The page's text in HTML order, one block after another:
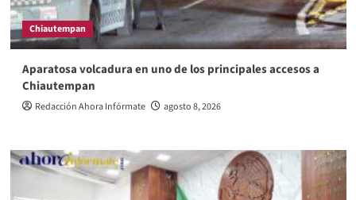
Chiautempan
Aparatosa volcadura en uno de los principales accesos a
Chiautempan
Redacción Ahora Infórmate agosto 8, 2026